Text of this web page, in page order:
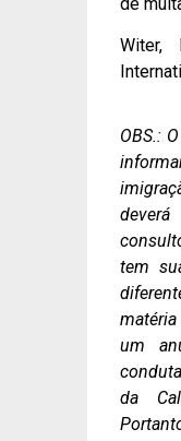
Witer,
OBS.:
tem
um
da